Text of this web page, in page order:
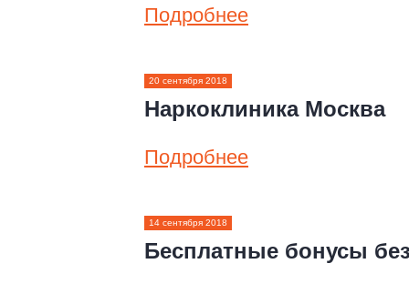
Подробнее
20 сентября 2018
Наркоклиника Москва
Подробнее
14 сентября 2018
Бесплатные бонусы